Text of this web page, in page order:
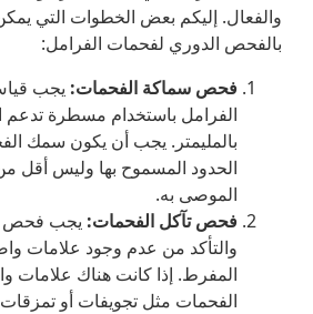
والفعال. إليكم بعض الخطوات التي يمكن
بالفحص الدوري لفحمات الفرامل:
فحص سماكة الفحمات: يجب
الفرامل باستخدام مسطرة تدعم
بالمليمتر. يجب أن يكون سمك
الحدود المسموح بها وليس أقل من
الموصى به.
فحص تآكل الفحمات: يجب فحص
والتأكد من عدم وجود علامات
المفرط. إذا كانت هناك علامات
الفحمات مثل تجويفات أو